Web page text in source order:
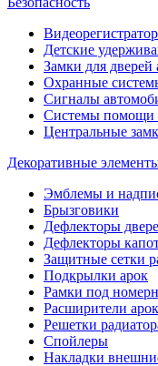
Детские
Замки для дверей
Охранные
Сигналы
Системы помощи
Центральные
Декоративные
Эмблемы и
Брызговики
Дефлекторы
Дефлекторы
Защитные сетки
Подкрылки арок
Рамки под
Расширители арок
Решетки
Спойлеры
Накладки